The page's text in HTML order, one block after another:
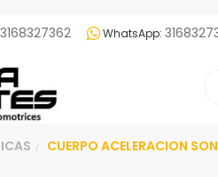
3168327362 WhatsApp:
/ CUERPO ACELERACION